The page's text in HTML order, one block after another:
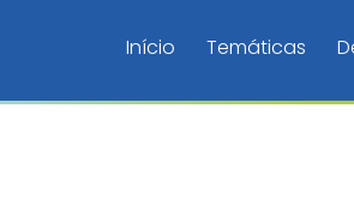
Início Temáticas